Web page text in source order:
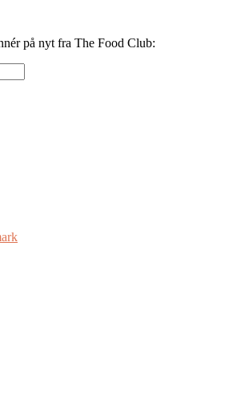
på nyt fra The Food Club: